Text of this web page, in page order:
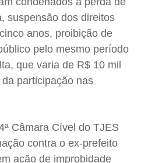
suspensão dos direitos
anos, proibição de
pelo mesmo período
que varia de R$ 10 mil
participação nas
Câmara Cível do TJES
contra o ex-prefeito
ação de improbidade